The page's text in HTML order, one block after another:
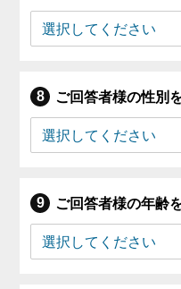
ご回答者様の性別
ご回答者様の年齢